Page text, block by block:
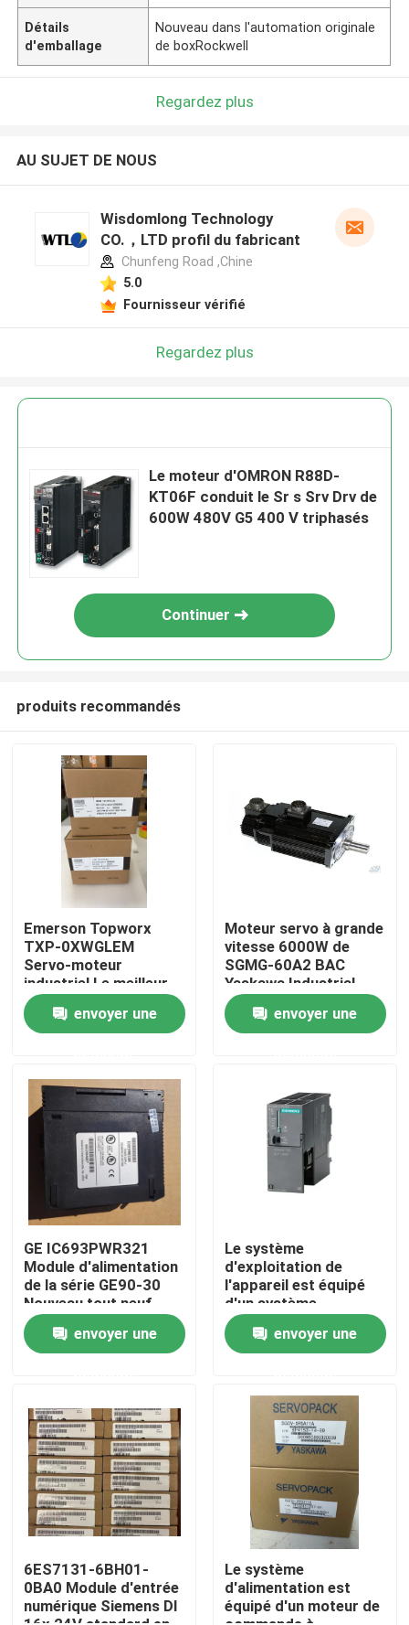
Maison
Produits
Au sujet de nous
Visite d'usine
Contrôle de qualité
Demandez une citation
Servomoteur industriel
Amplificateur servo à C.A.
Détails
d'emballage
Nouveau dans l'automation originale
de boxRockwell
Regardez plus
AU SUJET DE NOUS
Wisdomlong Technology
CO.，LTD profil du fabricant
Chunfeng Road ,Chine
5.0
Fournisseur vérifié
Regardez plus
Le moteur d'OMRON R88D-
KT06F conduit le Sr s Srv Drv de
600W 480V G5 400 V triphasés
Continuer
produits recommandés
Emerson Topworx
TXP-0XWGLEM
Servo-moteur
industriel Le meilleur
prix
envoyer une
Moteur servo à grande
vitesse 6000W de
SGMG-60A2 BAC
Yaskawa Industrial
Servo Motor
envoyer une
GE IC693PWR321
Module d'alimentation
de la série GE90-30
Nouveau tout neuf
envoyer une
Le système
d'exploitation de
l'appareil est équipé
d'un système
d'exploitation de
l'appareil, qui est
équipé d'un système
l'appareil.
envoyer une
6ES7131-6BH01-
0BA0 Module d'entrée
numérique Siemens DI
Le système
d'alimentation est
équipé d'un moteur de